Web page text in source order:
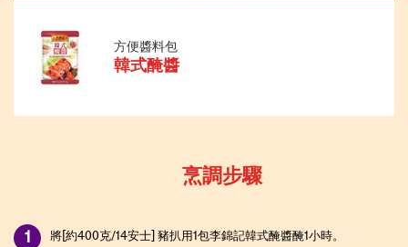
方便醬料包
韓式醃醬
烹調步驟
將 約400克/14安士 ] 豬扒用1包李錦記韓式醃醬醃1小時。